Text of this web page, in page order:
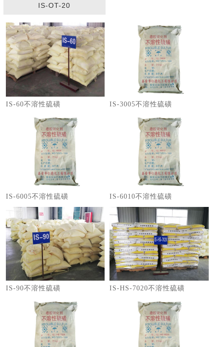
IS-OT-20
IS-60不溶性硫磺 IS-3005不溶性硫磺
IS-6005不溶性硫磺 IS-6010不溶性硫磺
IS-90不溶性硫磺 IS-HS-7020不溶性硫磺